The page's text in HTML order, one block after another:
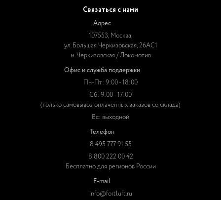
Связаться с нами
Адрес
107553, Москва,
ул. Большая Черкизовская, 26АС1
м. Черкизовская / Локомотив
Офис и служба поддержки
Пн-Пт: 9:00 - 18:00
Сб: 9:00 - 17:00
(только самовывоз оплаченных заказов со склада)
Вс: выходной
Телефон
8 495 777 91 55
8 800 222 00 42
Бесплатно для регионов России
E-mail
info@fortluft.ru